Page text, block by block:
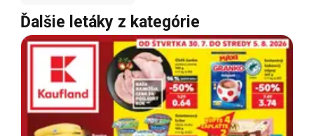
Ďalšie letáky z kategórie